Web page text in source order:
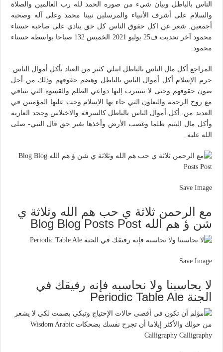
الناس بالباطل وبيان شيء من صوره الحمد لله رب العالمين والصلاة
والسلام على أشرف الأنبياء والمرسلين نبينا محمد وعلى آله وصحبه
أجمعين. شعر عن اكل حقوق الناس كل حق ينادي على صاحبه حسناء
محمود آخر تحديث ف25 يوليو 2021 الخميس 132 صباحا بواسطه حسناء
محمود.
المراجع أكل مال الناس بالباطل ابتلي كثير من العباد بأكل أموال الناس.
حرم الإسلام أكل أموال الناس بالباطل وهضم حقوقهم وذلك من أجل
صون حقوقهم وحتى لا تتسرب إليها دواعي الظلم والقسوة التي تتنافي
مع روح الرحمة والتعاون التي جاء بها الإسلام وحث عليها المؤمنين في
العديد من. أكل أموال الناس بالباطل كالسرقة والاختلاس وجحد العارية
وأكل مال اليتيم ظلما وغصب الأرض وأخذها بغير حق قال النبي- صلى
الله عليه.
Save Image
مع الرحمن ثلاثة ي حب هم الله وثلاثة ي
شن ؤ هم الله Blog Blog Posts Post
Save Image
لا يحاسبنا ولا نحاسبه فإنه رفيقك في
الجنة Periodic Table Ale